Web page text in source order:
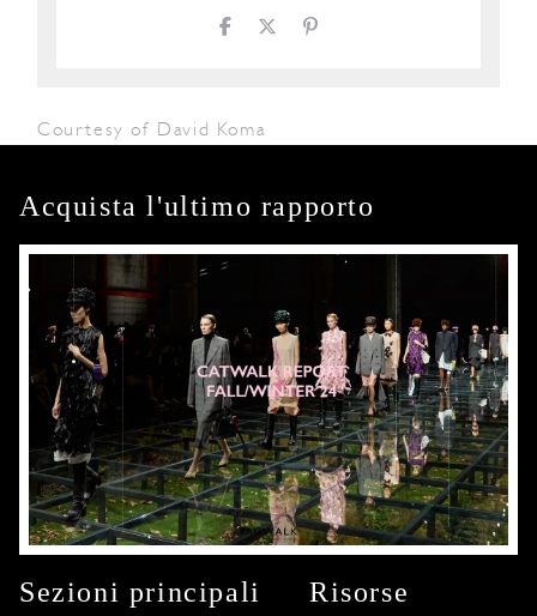
Courtesy of David Koma
Acquista l'ultimo rapporto
Sezioni principali Risorse